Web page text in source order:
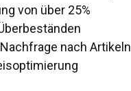
von über 25%
nach Artikeln